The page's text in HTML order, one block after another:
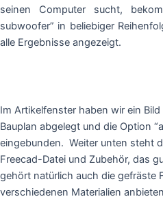
seinen Computer sucht,
subwoofer” in beliebiger
alle Ergebnisse angezeigt.
Im Artikelfenster haben wir ein
Bauplan abgelegt und die Option
eingebunden. Weiter unten steht
Freecad-Datei und Zubehör, das
gehört natürlich auch die gefräste
verschiedenen Materialien